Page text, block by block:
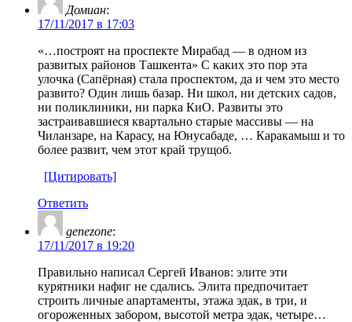
Домиан:
17/11/2017 в 17:03
«…построят на проспекте Мирабад — в одном из
развитых районов Ташкента» С каких это пор эта
улочка (Сапёрная) стала проспектом, да и чем это место
развито? Один лишь базар. Ни школ, ни детских садов,
ни поликлиники, ни парка КиО. Развиты это
застраивавшиеся квартально старые массивы — на
Чиланзаре, на Карасу, на Юнусабаде, … Каракамыш и то
более развит, чем этот край трущоб.
[Цитировать]
Ответить
genezone:
17/11/2017 в 19:20
Правильно написал Сергей Иванов: элите эти
курятники нафиг не сдались. Элита предпочитает
строить личные апартаменты, этажа эдак, в три, и
огороженных забором, высотой метра эдак, четыре…